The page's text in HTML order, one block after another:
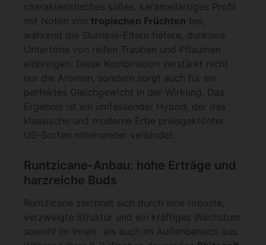
charakteristisches süßes, karamellartiges Profil
mit Noten von tropischen Früchten bei,
während die Slurripie-Eltern tiefere, dunklere
Untertöne von reifen Trauben und Pflaumen
einbringen. Diese Kombination verstärkt nicht
nur die Aromen, sondern sorgt auch für ein
perfektes Gleichgewicht in der Wirkung. Das
Ergebnis ist ein umfassender Hybrid, der das
klassische und moderne Erbe preisgekrönter
US-Sorten miteinander verbindet.
Runtzicane-Anbau: hohe Erträge und
harzreiche Buds
Runtzicane zeichnet sich durch eine robuste,
verzweigte Struktur und ein kräftiges Wachstum
sowohl im Innen- als auch im Außenbereich aus.